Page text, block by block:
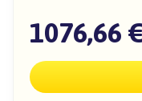
1076,66